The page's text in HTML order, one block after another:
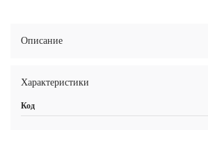
Описание
Характеристики
Код